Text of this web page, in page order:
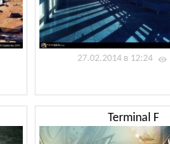
27.02.2014 в 12:24
Terminal F